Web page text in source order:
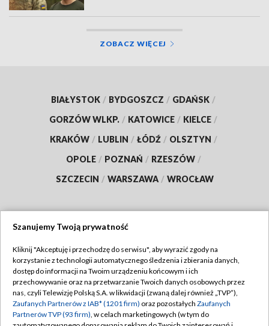
ZOBACZ WIĘCEJ
BIAŁYSTOK / BYDGOSZCZ / GDAŃSK /
GORZÓW WLKP. / KATOWICE / KIELCE /
KRAKÓW / LUBLIN / ŁÓDŹ / OLSZTYN /
OPOLE / POZNAŃ / RZESZÓW /
SZCZECIN / WARSZAWA / WROCŁAW
TVP
Abonament TVP
Emisja w TVP
Centrum informacji TVP
Regulamin TVP
Polityka prywatności
Szanujemy Twoją prywatność
Kliknij "Akceptuję i przechodzę do serwisu", aby wyrazić zgody na
korzystanie z technologii automatycznego śledzenia i zbierania danych,
dostęp do informacji na Twoim urządzeniu końcowym i ich
przechowywanie oraz na przetwarzanie Twoich danych osobowych przez
nas, czyli Telewizję Polską S.A. w likwidacji (zwaną dalej również „TVP”),
Zaufanych Partnerów z IAB* (1201 firm) oraz pozostałych Zaufanych
Partnerów TVP (93 firm), w celach marketingowych (w tym do